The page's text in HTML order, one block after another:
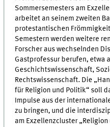
Sommersemesters am
arbeitet an seinem zweiten
protestantischen
Semestern werden weitere
Forscher aus wechselnden
Gastprofessur berufen, etwa
Geschichtswissenschaft,
Rechtswissenschaft. Die
für Religion und Politik“ soll
Impulse aus der
zu bringen, und die
am Exzellenzcluster